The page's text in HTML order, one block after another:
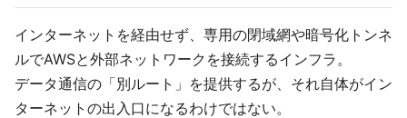
インターネットを経由せず、専用の閉域網や暗号化トンネ
ルでAWSと外部ネットワークを接続するインフラ。
データ通信の「別ルート」を提供するが、それ自体がイン
ターネットの出入口になるわけではない。